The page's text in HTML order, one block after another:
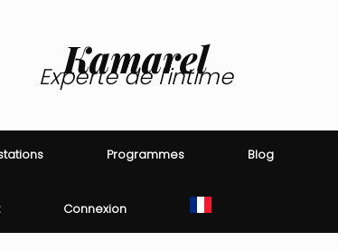
Kamarel
Experte de l'intime
Programmes Blog
Connexion